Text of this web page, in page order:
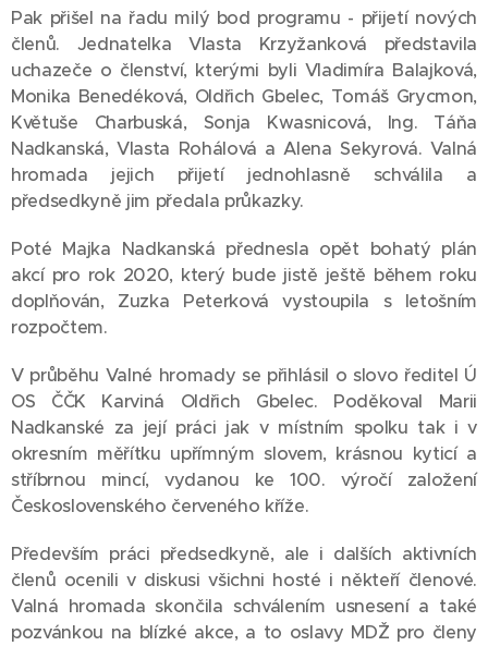
Pak přišel na řadu milý bod programu - přijetí nových
členů. Jednatelka Vlasta Krzyžanková představila
uchazeče o členství, kterými byli Vladimíra Balajková,
Monika Benedéková, Oldřich Gbelec, Tomáš Grycmon,
Květuše Charbuská, Sonja Kwasnicová, Ing. Táňa
Nadkanská, Vlasta Rohálová a Alena Sekyrová. Valná
hromada jejich přijetí jednohlasně schválila a
předsedkyně jim předala průkazky.
Poté Majka Nadkanská přednesla opět bohatý plán
akcí pro rok 2020, který bude jistě ještě během roku
doplňován, Zuzka Peterková vystoupila s letošním
rozpočtem.
V průběhu Valné hromady se přihlásil o slovo ředitel Ú
OS ČČK Karviná Oldřich Gbelec. Poděkoval Marii
Nadkanské za její práci jak v místním spolku tak i v
okresním měřítku upřímným slovem, krásnou kyticí a
stříbrnou mincí, vydanou ke 100. výročí založení
Československého červeného kříže.
Především práci předsedkyně, ale i dalších aktivních
členů ocenili v diskusi všichni hosté i někteří členové.
Valná hromada skončila schválením usnesení a také
pozvánkou na blízké akce, a to oslavy MDŽ pro členy